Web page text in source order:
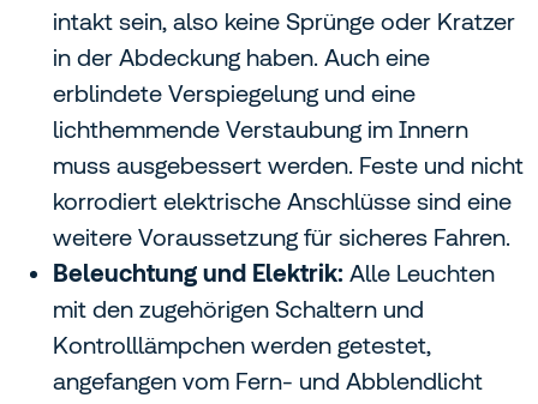
intakt sein, also keine Sprünge oder Kratzer
in der Abdeckung haben. Auch eine
erblindete Verspiegelung und eine
lichthemmende Verstaubung im Innern
muss ausgebessert werden. Feste und nicht
korrodiert elektrische Anschlüsse sind eine
weitere Voraussetzung für sicheres Fahren.
Beleuchtung und Elektrik: Alle Leuchten
mit den zugehörigen Schaltern und
Kontrolllämpchen werden getestet,
angefangen vom Fern- und Abblendlicht